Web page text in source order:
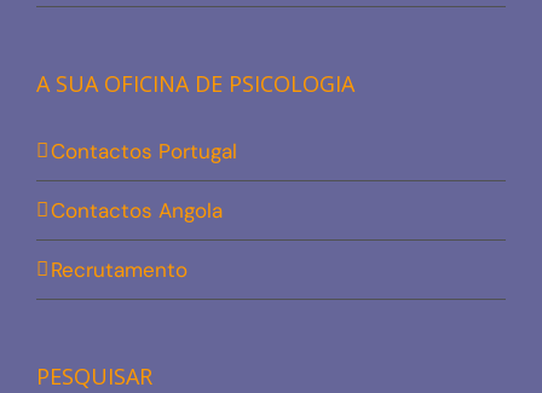
A SUA OFICINA DE PSICOLOGIA
Contactos Portugal
Contactos Angola
Recrutamento
PESQUISAR